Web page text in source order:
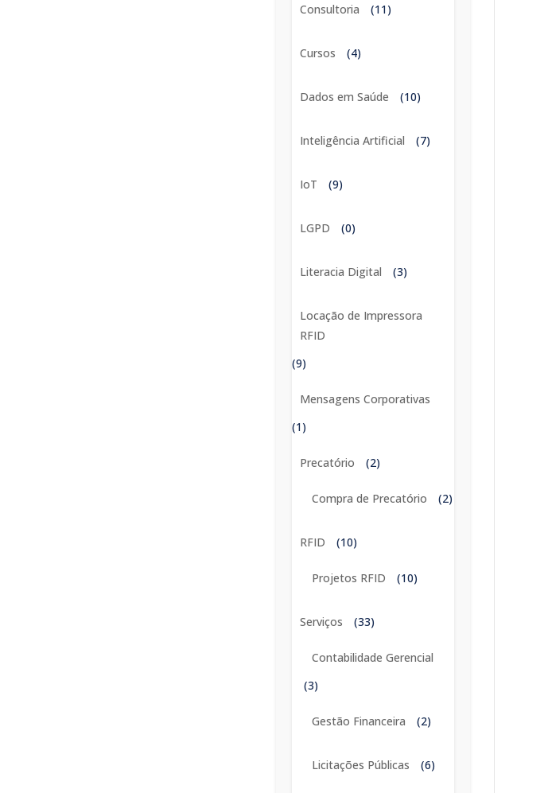
Consultoria (11)
Cursos (4)
Dados em Saúde (10)
Inteligência Artificial (7)
IoT (9)
LGPD (0)
Literacia Digital (3)
Locação de Impressora
RFID
(9)
Mensagens Corporativas
(1)
Precatório (2)
Compra de Precatório (2)
RFID (10)
Projetos RFID (10)
Serviços (33)
Contabilidade Gerencial
(3)
Gestão Financeira (2)
Licitações Públicas (6)